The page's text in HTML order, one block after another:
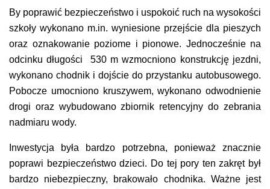
By poprawić bezpieczeństwo i uspokoić ruch na wysokości
szkoły wykonano m.in. wyniesione przejście dla pieszych
oraz oznakowanie poziome i pionowe. Jednocześnie na
odcinku długości 530 m wzmocniono konstrukcję jezdni,
wykonano chodnik i dojście do przystanku autobusowego.
Pobocze umocniono kruszywem, wykonano odwodnienie
drogi oraz wybudowano zbiornik retencyjny do zebrania
nadmiaru wody.
Inwestycja była bardzo potrzebna, ponieważ znacznie
poprawi bezpieczeństwo dzieci. Do tej pory ten zakręt był
bardzo niebezpieczny, brakowało chodnika. Ważne jest